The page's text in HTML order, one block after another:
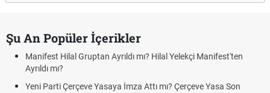
Şu An Popüler İçerikler
Manifest Hilal Gruptan Ayrıldı mı? Hilal Yelekçi Manifest'ten
Ayrıldı mı?
Yeni Parti Çerçeve Yasaya İmza Attı mı? Çerçeve Yasa Son